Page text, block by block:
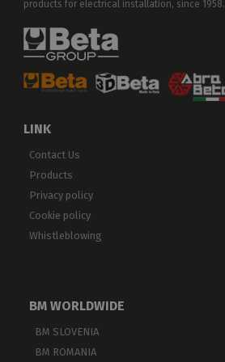
products for electrical installation, since 1958.
LINK
Contact Us
Products
Privacy policy
Cookie policy
Whistleblowing
BM WORLDWIDE
BM SLOVENIA
BM ROMANIA